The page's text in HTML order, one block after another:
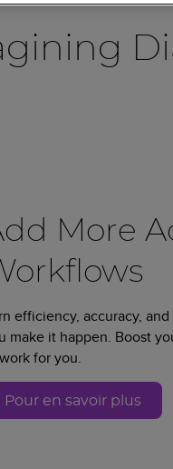
More
efficiency, accuracy,
make it happen. Boost
for you.
Pour en savoir plus